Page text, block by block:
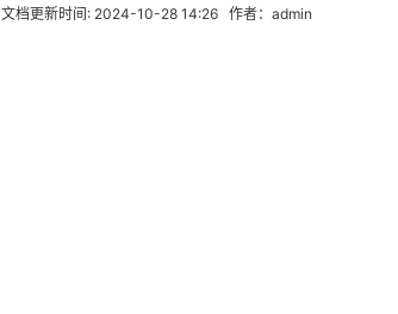
文档更新时间: 2024-10-28 14:26 作者：admin